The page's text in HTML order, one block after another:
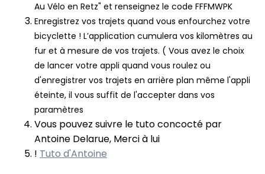
Au Vélo en Retz" et renseignez le code FFFMWPK
Enregistrez vos trajets quand vous enfourchez votre
bicyclette ! L’application cumulera vos kilomètres au
fur et à mesure de vos trajets. ( Vous avez le choix
de lancer votre appli quand vous roulez ou
d'enregistrer vos trajets en arrière plan même l'appli
éteinte, il vous suffit de l'accepter dans vos
paramètres
Vous pouvez suivre le tuto concocté par
Antoine Delarue, Merci à lui
! Tuto d'Antoine